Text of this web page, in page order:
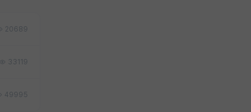
20689
33119
49995